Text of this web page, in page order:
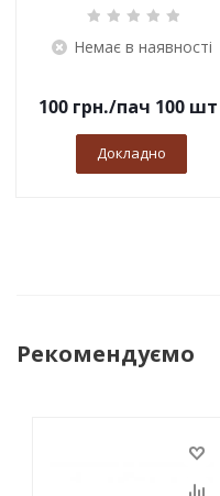
Немає в наявності
100грн./пач 100 шт
Докладно
Рекомендуємо